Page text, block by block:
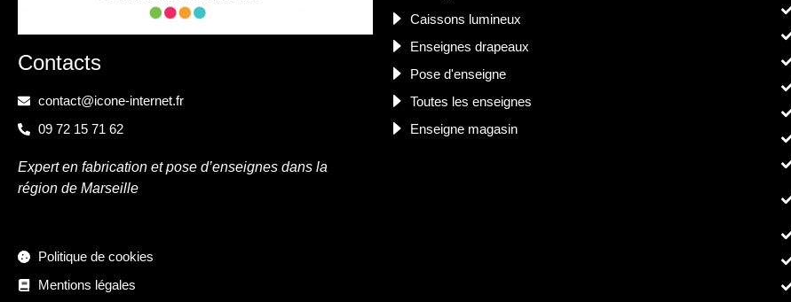
Contacts
contact@icone-internet.fr
09 72 15 71 62
Expert en fabrication et pose d’enseignes dans la
région de Marseille
Politique de cookies
Mentions légales
Caissons lumineux
Enseignes drapeaux
Pose d'enseigne
Toutes les enseignes
Enseigne magasin